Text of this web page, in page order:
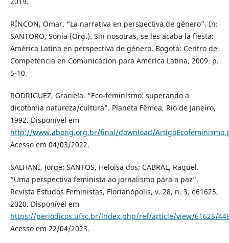
RÍNCON, Omar. “La narrativa en perspectiva de género”. In:
SANTORO, Sonia (Org.). Sin nosotras, se les acaba la fiesta:
América Latina en perspectiva de género. Bogotá: Centro de
Competencia en Comunicácion para América Latina, 2009. p.
5-10.
RODRIGUEZ, Graciela. “Eco-feminismo: superando a
dicotomia natureza/cultura”. Planeta Fêmea, Rio de Janeiro,
1992. Disponível em
http://www.abong.org.br/final/download/
Acesso em 04/03/2022.
SALHANI, Jorge; SANTOS, Heloisa dos; CABRAL, Raquel.
“Uma perspectiva feminista ao jornalismo para a paz”.
Revista Estudos Feministas, Florianópolis, v. 28, n. 3, e61625,
2020. Disponível em
https://periodicos.ufsc.br/index.php/ref/article/view/61625/
Acesso em 22/04/2023.